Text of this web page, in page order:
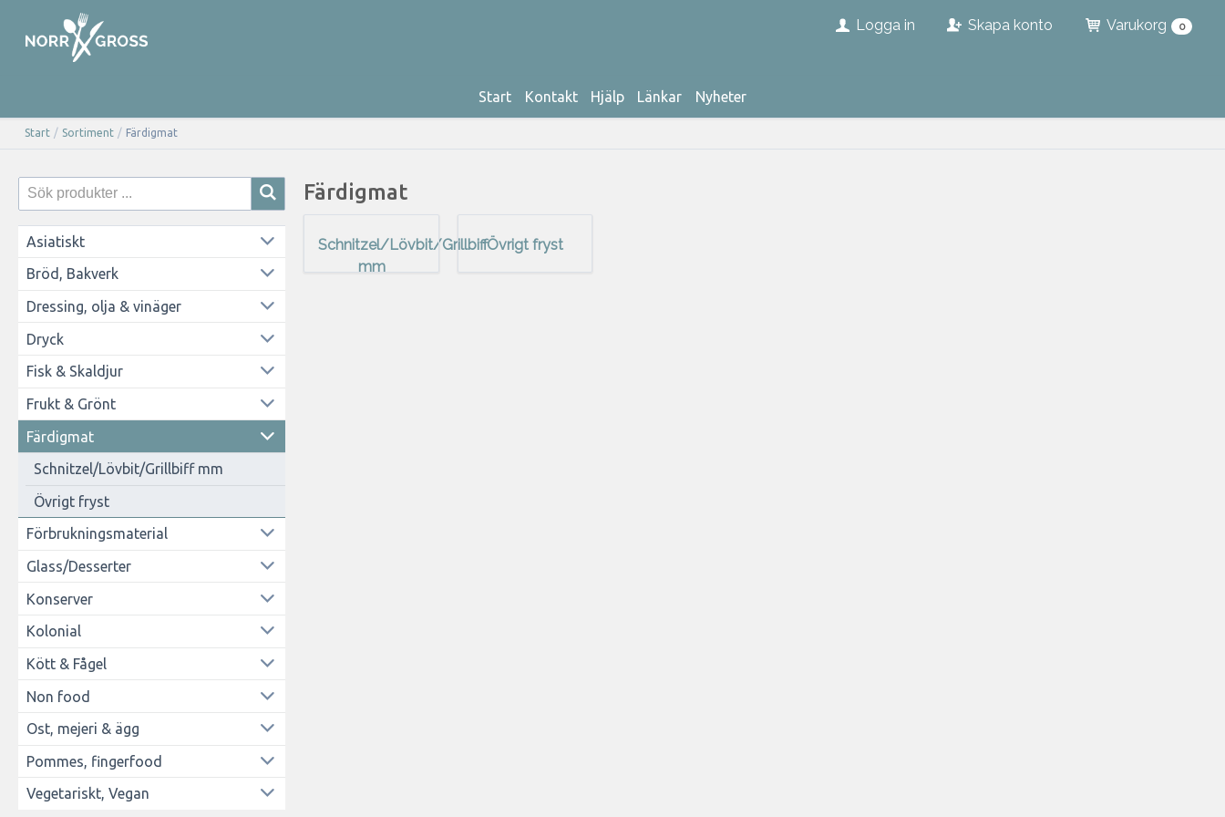
Logga in Skapa konto Varukorg 0
Start Kontakt Hjälp Länkar Nyheter
Start / Sortiment / Färdigmat
Asiatiskt
Bröd, Bakverk
Dressing, olja & vinäger
Dryck
Fisk & Skaldjur
Frukt & Grönt
Färdigmat
Schnitzel/Lövbit/Grillbiff mm
Övrigt fryst
Förbrukningsmaterial
Glass/Desserter
Konserver
Kolonial
Kött & Fågel
Non food
Ost, mejeri & ägg
Pommes, fingerfood
Vegetariskt, Vegan
Färdigmat
Schnitzel/Lövbit/Grillbiff
mm
Övrigt fryst